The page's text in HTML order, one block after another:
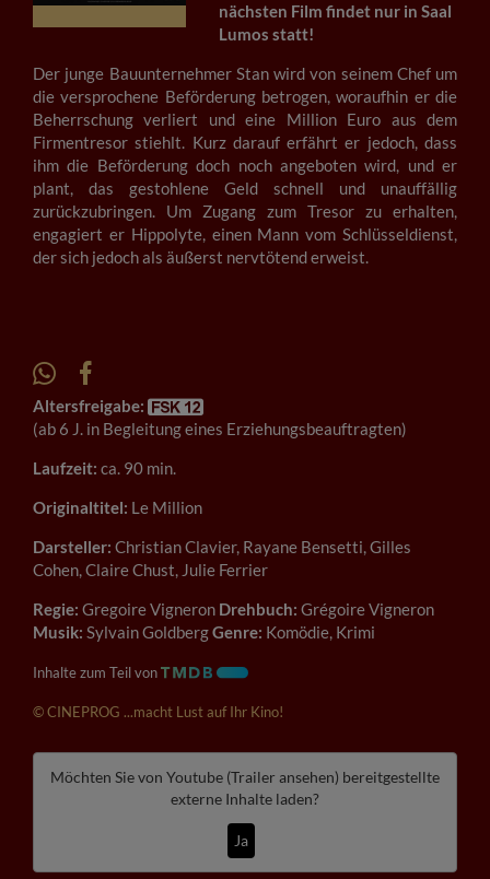
nächsten Film findet nur in Saal
Lumos statt!
Der junge Bauunternehmer Stan wird von seinem Chef um
die versprochene Beförderung betrogen, woraufhin er die
Beherrschung verliert und eine Million Euro aus dem
Firmentresor stiehlt. Kurz darauf erfährt er jedoch, dass
ihm die Beförderung doch noch angeboten wird, und er
plant, das gestohlene Geld schnell und unauffällig
zurückzubringen. Um Zugang zum Tresor zu erhalten,
engagiert er Hippolyte, einen Mann vom Schlüsseldienst,
der sich jedoch als äußerst nervtötend erweist.
Altersfreigabe:
(ab 6 J. in Begleitung eines Erziehungsbeauftragten)
Laufzeit: ca. 90 min.
Originaltitel: Le Million
Darsteller: Christian Clavier, Rayane Bensetti, Gilles
Cohen, Claire Chust, Julie Ferrier
Regie: Gregoire Vigneron Drehbuch: Grégoire Vigneron
Musik: Sylvain GoldbergGenre: Komödie, Krimi
Inhalte zum Teil von
© CINEPROG ...macht Lust auf Ihr Kino!
Möchten Sie von Youtube (Trailer ansehen) bereitgestellte
externe Inhalte laden?
Ja